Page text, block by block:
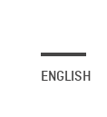
ENGLISH